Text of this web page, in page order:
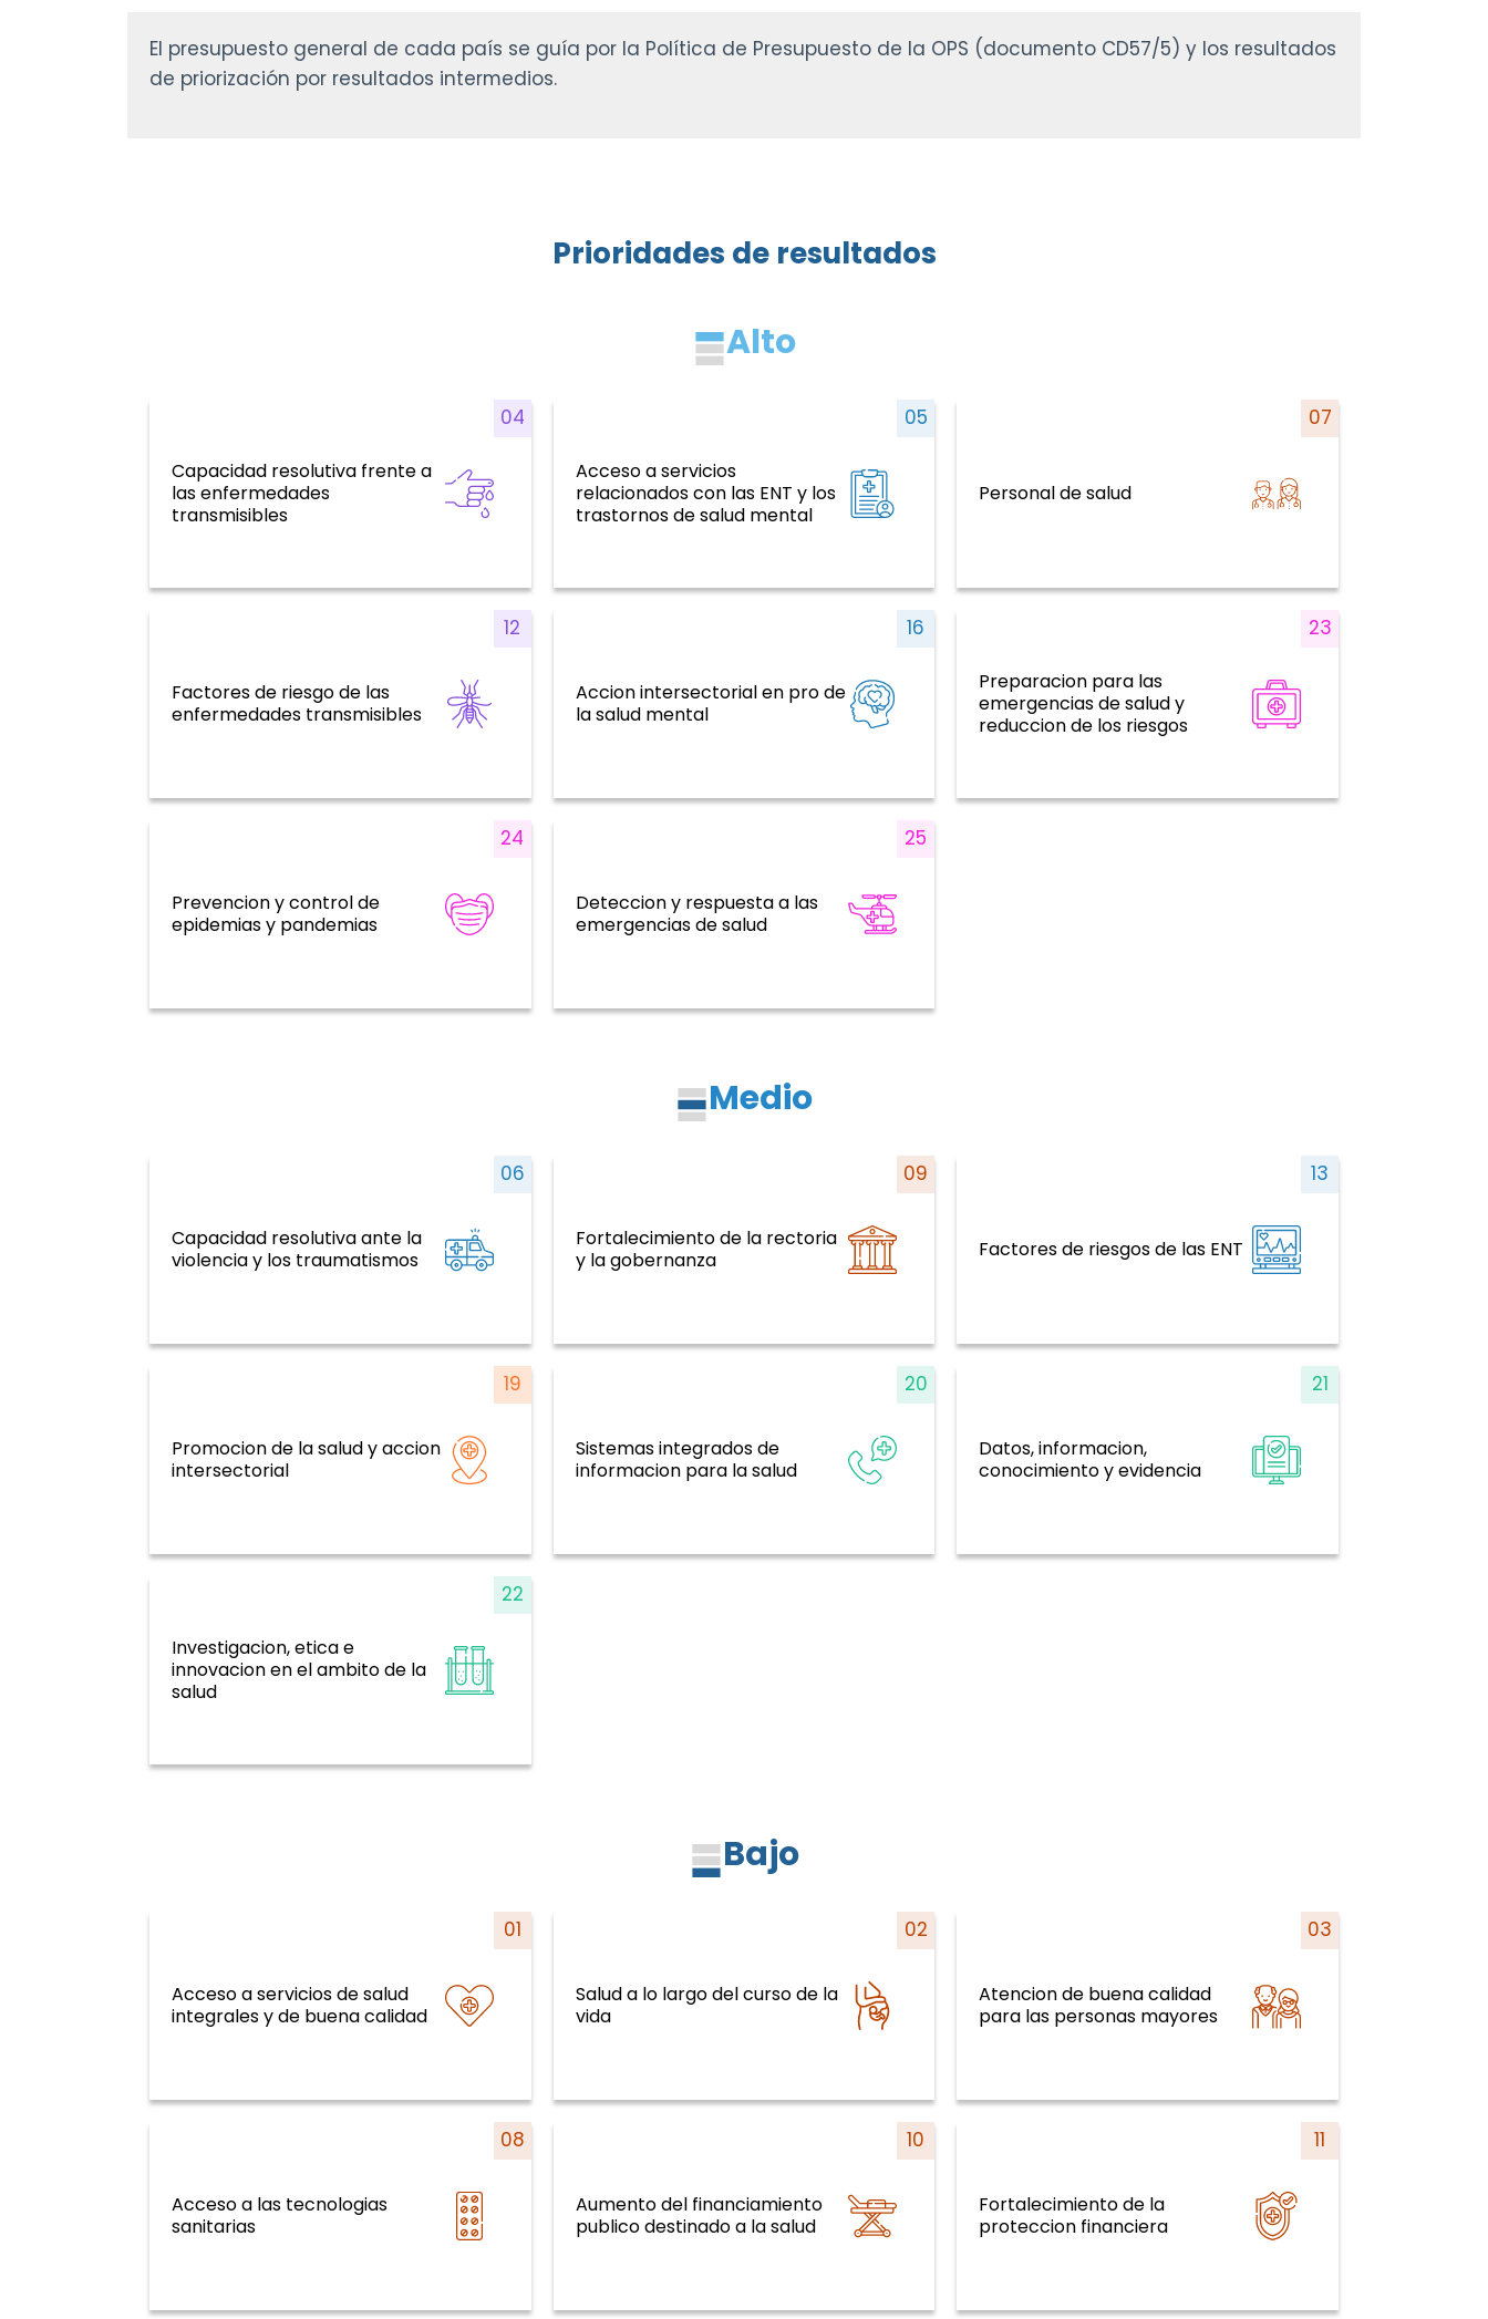
El presupuesto general de cada país se guía por la Política de Presupuesto de la OPS (documento CD57/5) y los resultados
de priorización por resultados intermedios.
Prioridades de resultados
Alto
Capacidad resolutiva frente a
las enfermedades
transmisibles
04
Enfermedades Transmisibles
Acceso a servicios
relacionados con las ENT y los
trastornos de salud mental
05
ENT y factores de riesgo, salud mental,
violencia y traumatismo
Personal de salud
07
Sistemas y servicios de salud y curso
de la vida
Factores de riesgo de las
enfermedades transmisibles
12
Enfermedades Transmisibles
Accion intersectorial en pro de
la salud mental
16
ENT y factores de riesgo, salud mental,
violencia y traumatismo
Preparacion para las
emergencias de salud y
reduccion de los riesgos
23
Emergencias de salud
Prevencion y control de
epidemias y pandemias
24
Emergencias de salud
Deteccion y respuesta a las
emergencias de salud
25
Emergencias de salud
Medio
Capacidad resolutiva ante la
violencia y los traumatismos
06
ENT y factores de riesgo, salud mental,
violencia y traumatismo
Fortalecimiento de la rectoria
y la gobernanza
09
Sistemas y servicios de salud y curso
de la vida
Factores de riesgos de las ENT
13
ENT y factores de riesgo, salud mental,
violencia y traumatismo
Promocion de la salud y accion
intersectorial
19
Determinantes de la salud y temas
transversales
Sistemas integrados de
informacion para la salud
20
Sistemas de información, evidencia e
investigación
Datos, informacion,
conocimiento y evidencia
21
Sistemas de información, evidencia e
investigación
Investigacion, etica e
innovacion en el ambito de la
salud
22
Sistemas de información, evidencia e
investigación
Bajo
Acceso a servicios de salud
integrales y de buena calidad
01
Sistemas y servicios de salud y curso
de la vida
Salud a lo largo del curso de la
vida
02
Sistemas y servicios de salud y curso
Atencion de buena calidad
para las personas mayores
03
Sistemas y servicios de salud y curso
de la vida
Acceso a las tecnologias
sanitarias
08
Sistemas y servicios de salud y curso
Aumento del financiamiento
publico destinado a la salud
10
Sistemas y servicios de salud y curso
de la vida
Fortalecimiento de la
proteccion financiera
11
Sistemas y servicios de salud y curso
de la vida